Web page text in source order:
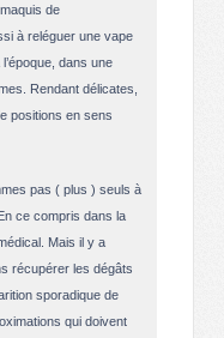
de
à reléguer une vape
dans une
Rendant délicates,
positions en sens
pas ( plus ) seuls à
ce compris dans la
Mais il y a
récupérer les dégâts
sporadique de
qui doivent